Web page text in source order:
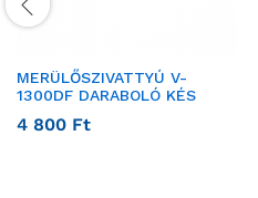
MERÜLŐSZIVATTYÚ V-
1300DF DARABOLÓ KÉS
4 800 Ft